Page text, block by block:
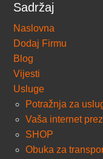
Sadržaj
Naslovna
Dodaj Firmu
Blog
Vijesti
Usluge
Potražnja za
Vaša internet
SHOP
Obuka za